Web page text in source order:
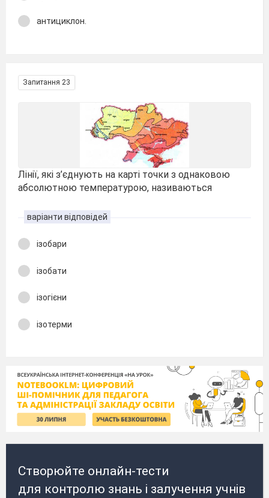
антициклон.
Запитання 23
Лінії, які з’єднують на карті точки з однаковою
абсолютною температурою, називаються
варіанти відповідей
ізобари
ізобати
ізогієни
ізотерми
Створюйте онлайн-тести
для контролю знань і залучення учнів